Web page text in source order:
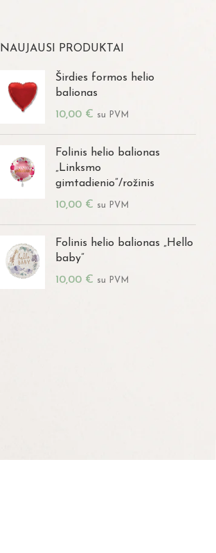
NAUJAUSI PRODUKTAI
Širdies formos helio
balionas
10,00 € su PVM
Folinis helio balionas
„Linksmo
gimtadienio”/rožinis
10,00 € su PVM
Folinis helio balionas „Hello
baby”
10,00 € su PVM